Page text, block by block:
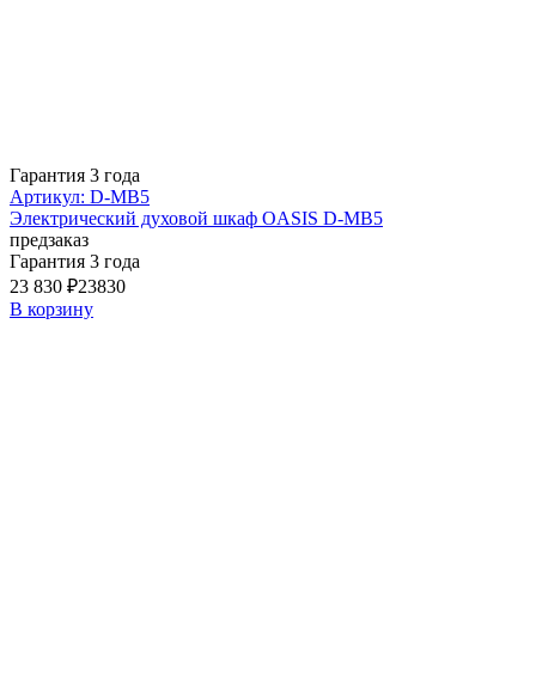
Гарантия 3 года
Артикул: D-MB5
Электрический духовой шкаф OASIS D-MB5
предзаказ
Гарантия 3 года
23 830 ₽23830
В корзину